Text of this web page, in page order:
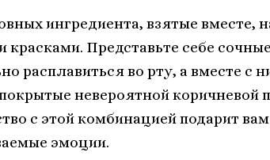
ингредиента, взятые
красками. Представьте себе
расплавиться во рту, а вместе
невероятной коричневой
с этой комбинацией подарит
эмоции.